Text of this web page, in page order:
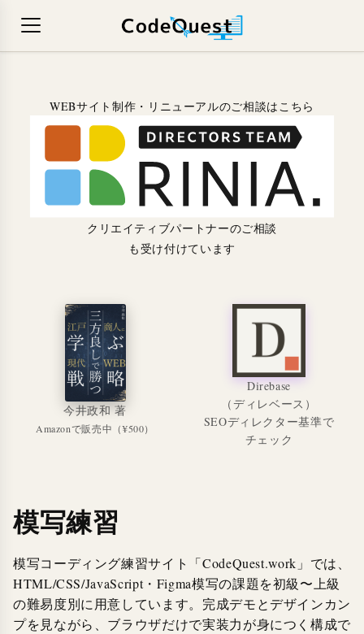
今井政和 著
Amazonで販売中（¥500）
WEBサイト制作・リニューアルのご相談はこちら
クリエイティブパートナーのご相談
も受け付けています
Direbase
（ディレベース）
SEOディレクター基準で
チェック
模写練習
模写コーディング練習サイト「CodeQuest.work」では、
HTML/CSS/JavaScript・Figma模写の課題を初級〜上級
の難易度別に用意しています。完成デモとデザインカン
プを見ながら、ブラウザだけで実装力が身につく構成で